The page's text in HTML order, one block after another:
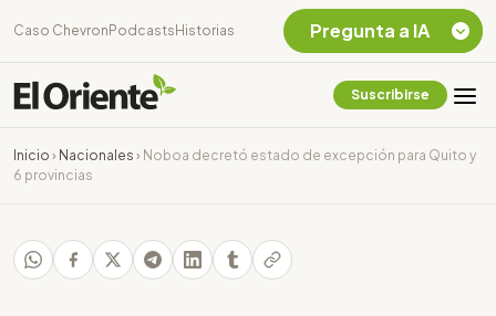
Caso Chevron Podcasts Historias
Suscribirse
Inicio › Nacionales › Noboa decretó estado de excepción para Quito y
6 provincias
Pregunta a IA
Chevron Ecuador